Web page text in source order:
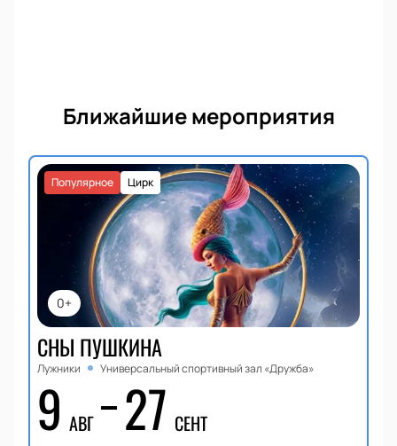
Ближайшие мероприятия
0+
Цирк
Популярное
СНЫ ПУШКИНА
Лужники Универсальный спортивный зал «Дружба»
9 АВГ 27 СЕНТ